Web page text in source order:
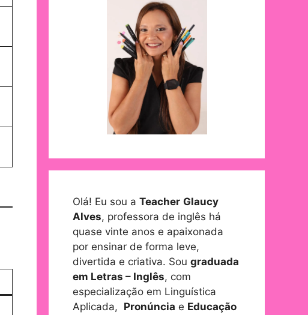
Olá! Eu sou a Teacher Glaucy
Alves, professora de inglês há
quase vinte anos e apaixonada
por ensinar de forma leve,
divertida e criativa. Sou graduada
em Letras – Inglês, com
especialização em Linguística
Aplicada, Pronúncia e Educação